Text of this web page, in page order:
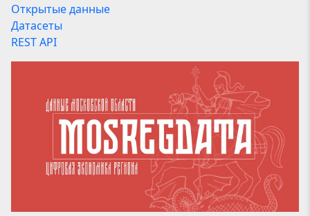
Открытые данные
Датасеты
REST API